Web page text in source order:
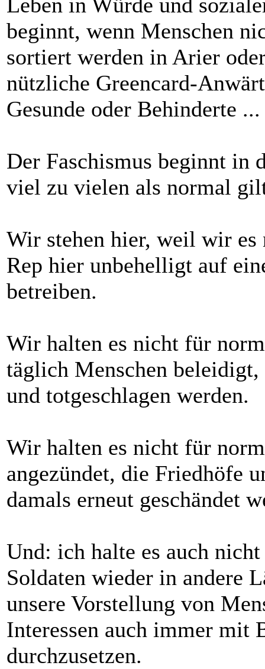
Leben in Würde und
beginnt, wenn Menschen
sortiert werden in Arier
nützliche Greencard-
Gesunde oder Behinderte ...
Der Faschismus beginnt in
viel zu vielen als normal
Wir stehen hier, weil wir
Rep hier unbehelligt auf
betreiben.
Wir halten es nicht für
täglich Menschen
und totgeschlagen werden.
Wir halten es nicht für
angezündet, die Friedhöfe
damals erneut geschändet
Und: ich halte es auch
Soldaten wieder in andere
unsere Vorstellung von
Interessen auch immer mit
durchzusetzen.